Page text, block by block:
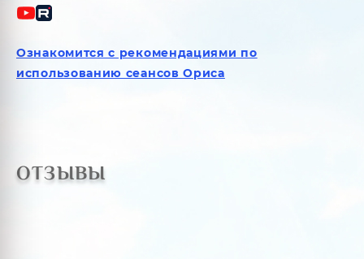
Ознакомится с рекомендациями по
использованию сеансов Ориса
ОТЗЫВЫ